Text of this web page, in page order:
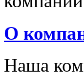
О
Наша